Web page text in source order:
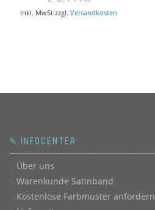
inkl. MwSt.zzgl. Versandkosten
✎ INFOCENTER
Über uns
Warenkunde Satinband
Kostenlose Farbmuster anfordern